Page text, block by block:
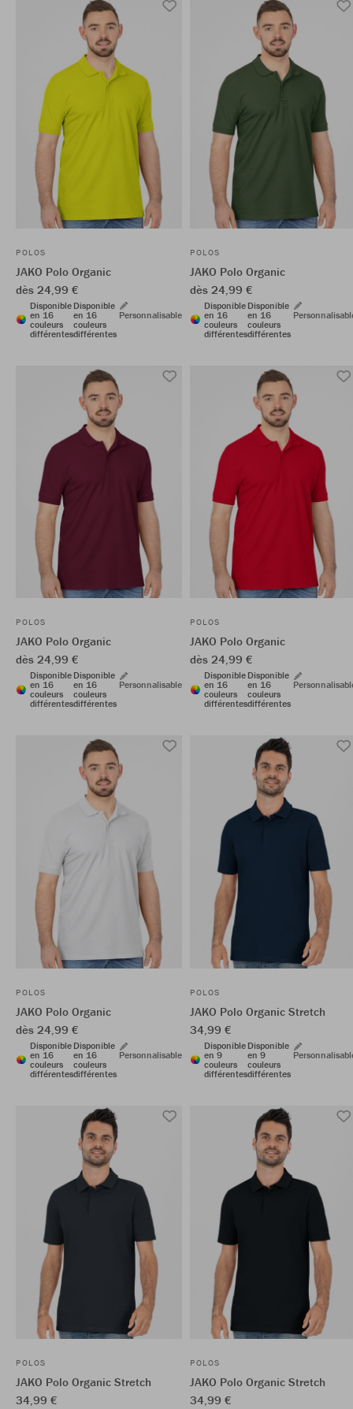
POLOS
JAKO Polo Organic
dès 24,99 €
Disponible
en 16
couleurs
différentes
Disponible
en 16
couleurs
différentes
Personnalisable
POLOS
JAKO Polo Organic
dès 24,99 €
Disponible
en 16
couleurs
différentes
Disponible
en 16
couleurs
différentes
POLOS
JAKO Polo Organic
dès 24,99 €
Disponible
en 16
couleurs
différentes
Disponible
en 16
couleurs
différentes
Personnalisable
POLOS
JAKO Polo Organic
dès 24,99 €
Disponible
en 16
couleurs
différentes
Disponible
en 16
couleurs
différentes
POLOS
JAKO Polo Organic
dès 24,99 €
Disponible
en 16
couleurs
différentes
Disponible
en 16
couleurs
différentes
Personnalisable
POLOS
JAKO Polo Organic Stretch
34,99 €
Disponible
en 9
couleurs
différentes
Disponible
en 9
couleurs
différentes
POLOS
JAKO Polo Organic Stretch
34,99 €
POLOS
JAKO Polo Organic Stretch
34,99 €